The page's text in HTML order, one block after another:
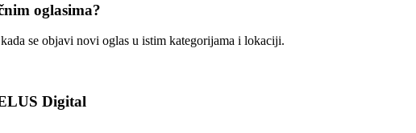
oglasima?
se objavi novi oglas u istim kategorijama i lokaciji.
Digital